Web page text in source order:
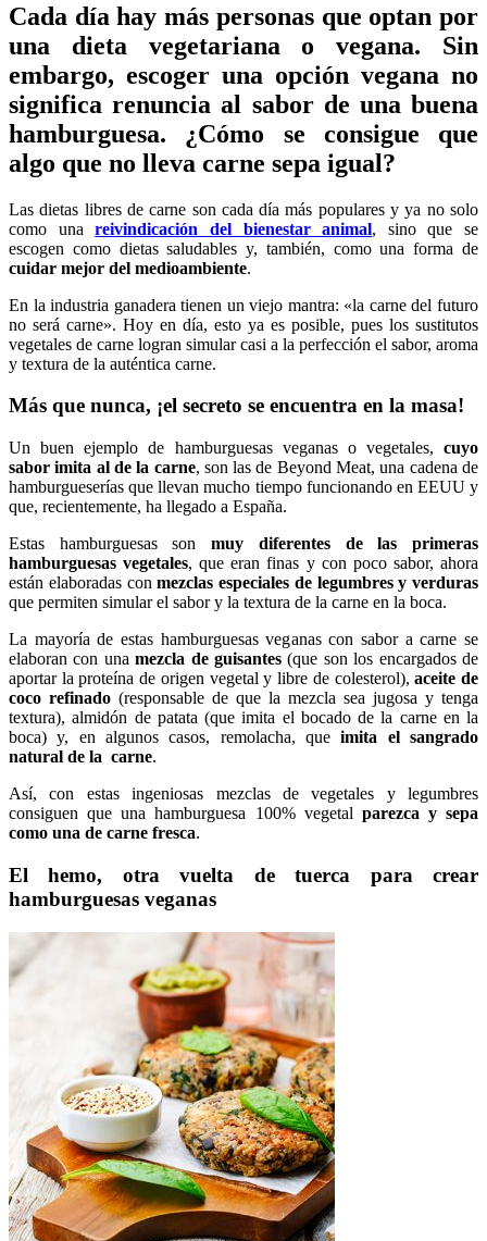
Cada día hay más personas que optan por
una dieta vegetariana o vegana. Sin
embargo, escoger una opción vegana no
significa renuncia al sabor de una buena
hamburguesa. ¿Cómo se consigue que
algo que no lleva carne sepa igual?
Las dietas libres de carne son cada día más populares y ya no solo
como unareivindicación del bienestar animal, sino que se
escogen como dietas saludables y, también, como una forma de
cuidar mejor del medioambiente.
En la industria ganadera tienen un viejo mantra: «la carne del futuro
no será carne». Hoy en día, esto ya es posible, pues los sustitutos
vegetales de carne logran simular casi a la perfección el sabor, aroma
y textura de la auténtica carne.
Más que nunca, ¡el secreto se encuentra en la masa!
Un buen ejemplo de hamburguesas veganas o vegetales, cuyo
sabor imita al de la carne, son las de Beyond Meat, una cadena de
hamburgueserías que llevan mucho tiempo funcionando en EEUU y
que, recientemente, ha llegado a España.
Estas hamburguesas sonmuy diferentes de las primeras
hamburguesas vegetales, que eran finas y con poco sabor, ahora
están elaboradas conmezclas especiales de legumbres y verduras
que permiten simular el sabor y la textura de la carne en la boca.
La mayoría de estas hamburguesas veganas con sabor a carne se
elaboran con una mezcla de guisantes (que son los encargados de
aportar la proteína de origen vegetal y libre de colesterol),aceite de
coco refinado (responsable de que la mezcla sea jugosa y tenga
textura), almidón de patata (que imita el bocado de la carne en la
boca) y, en algunos casos, remolacha, que imita el sangrado
natural de la carne.
Así, con estas ingeniosas mezclas de vegetales y legumbres
consiguen que una hamburguesa 100% vegetal parezca y sepa
como una de carne fresca.
El hemo, otra vuelta de tuerca para crear
hamburguesas veganas